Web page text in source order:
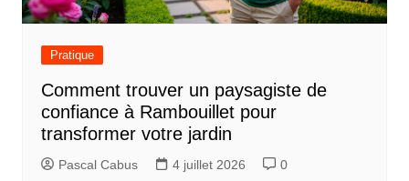
Pratique
Comment trouver un paysagiste de
confiance à Rambouillet pour
transformer votre jardin
Pascal Cabus 4 juillet 2026 0